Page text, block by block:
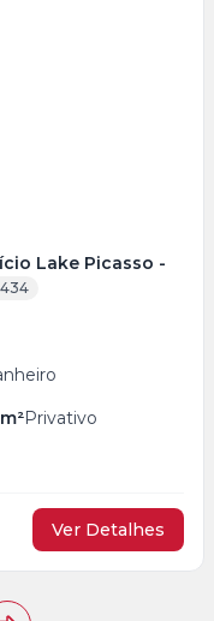
Lake Picasso -
m²Privativo
Ver Detalhes